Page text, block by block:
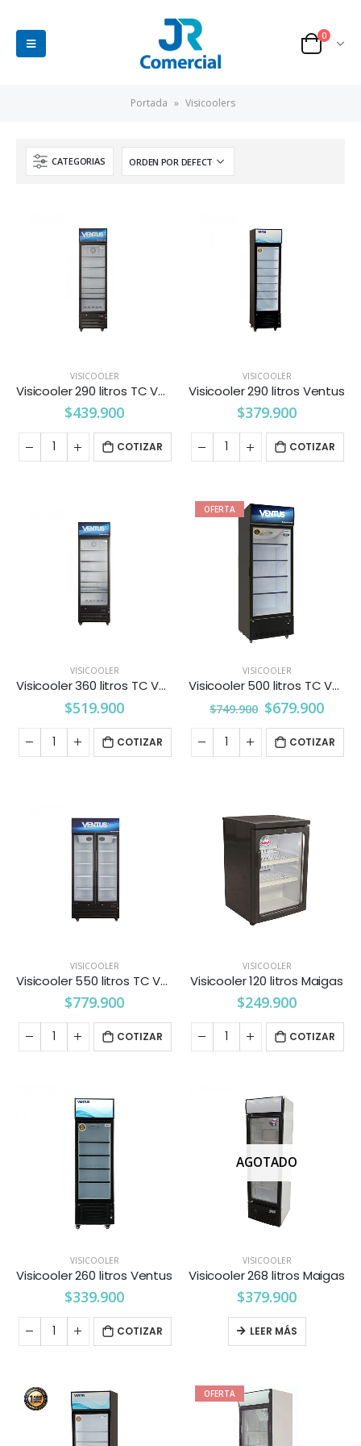
0
Portada » Visicoolers
CATEGORIAS
VISICOOLER
Visicooler 290 litros TC Ventus
$439.900
COTIZAR
VISICOOLER
Visicooler 290 litros Ventus
$379.900
COTIZAR
VISICOOLER
Visicooler 360 litros TC Ventus
$519.900
COTIZAR
OFERTA
VISICOOLER
Visicooler 500 litros TC Ventus
$749.900 $679.900
COTIZAR
VISICOOLER
Visicooler 550 litros TC Ventus
$779.900
COTIZAR
VISICOOLER
Visicooler 120 litros Maigas
$249.900
COTIZAR
VISICOOLER
Visicooler 260 litros Ventus
$339.900
COTIZAR
AGOTADO
VISICOOLER
Visicooler 268 litros Maigas
$379.900
LEER MÁS
OFERTA